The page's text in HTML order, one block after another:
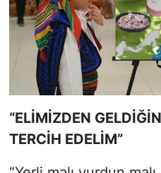
“ELİMİZDEN
TERCİH EDELİM”